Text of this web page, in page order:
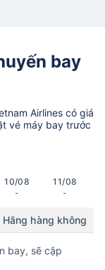
bay
Airlines có giá
vé máy bay trước
10/08
-
11/08
-
Hãng hàng không
bay, sẽ cập